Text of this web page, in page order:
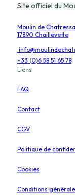
Site officiel du
Moulin de
17890 Chaillevette
+33 (0)6 58 51 65 78
Liens
FAQ
Contact
CGV
Politique de
Cookies
Conditions